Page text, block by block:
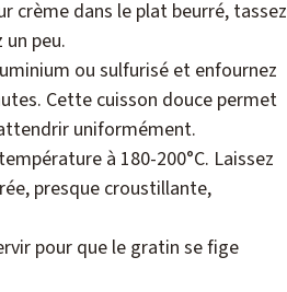
crème dans le plat beurré, tassez
peu.
ou sulfurisé et enfournez
Cette cuisson douce permet
uniformément.
à 180-200°C. Laissez
presque croustillante,
pour que le gratin se fige